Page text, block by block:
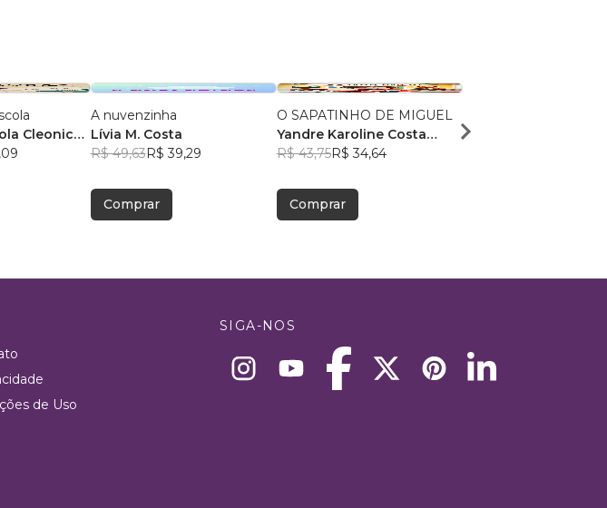
Cleonice
A nuvenzinha
Lívia M. Costa
R$ 49,63R$ 39,29
Comprar
O SAPATINHO DE MIGUEL
Yandre Karoline Costa
Mourão
R$ 43,75R$ 34,64
Comprar
Oftalmologista
de Uso
SIGA-NOS